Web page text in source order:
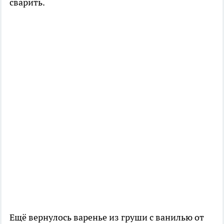
Ещё вернулось варенье из груши с ванилью от